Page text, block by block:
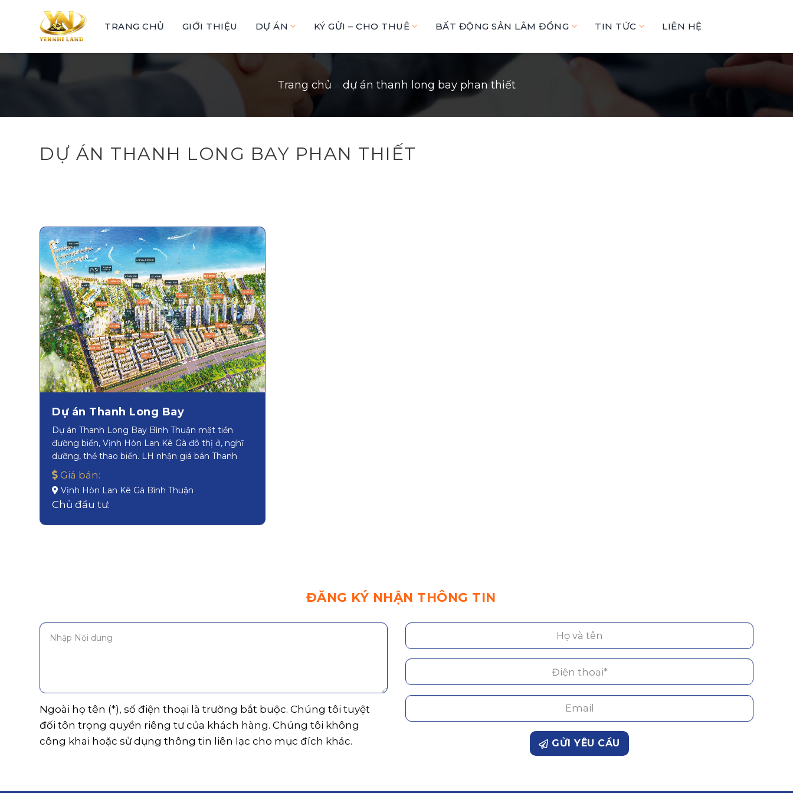
content
TRANG CHỦ GIỚI THIỆU DỰ ÁN KÝ GỬI – CHO THUÊ BẤT ĐỘNG SẢN LÂM ĐỒNG TIN TỨC LIÊN HỆ
Trang chủ » dự án thanh long bay phan thiết
DỰ ÁN THANH LONG BAY PHAN THIẾT
Dự án Thanh Long Bay
Dự án Thanh Long Bay Bình Thuận mặt tiền
đường biển, Vịnh Hòn Lan Kê Gà đô thị ở, nghĩ
dưỡng, thể thao biển. LH nhận giá bán Thanh
Long Bay
Giá bán:
Vịnh Hòn Lan Kê Gà Bình Thuận
Chủ đầu tư:
ĐĂNG KÝ NHẬN THÔNG TIN
Ngoài họ tên (*), số điện thoại là trường bắt buộc. Chúng tôi tuyệt
đối tôn trọng quyền riêng tư của khách hàng. Chúng tôi không
công khai hoặc sử dụng thông tin liên lạc cho mục đích khác.
GỬI YÊU CẦU